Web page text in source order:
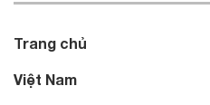
Trang chủ
Việt Nam